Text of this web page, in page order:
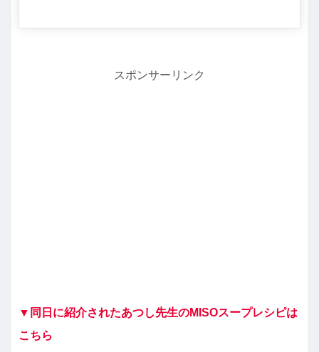
スポンサーリンク
▼同日に紹介されたあつし先生のMISOスープレシピは
こちら